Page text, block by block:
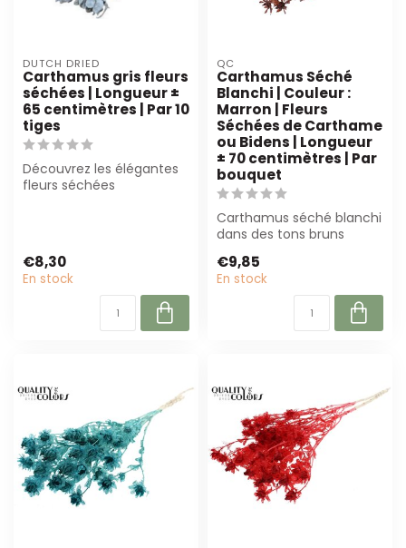
DUTCH DRIED
Carthamus gris fleurs
séchées | Longueur ±
65 centimètres | Par 10
tiges
Découvrez les élégantes
fleurs séchées
€8,30
En stock
QC
Carthamus Séché
Blanchi | Couleur :
Marron | Fleurs
Séchées de Carthame
ou Bidens | Longueur
± 70 centimètres | Par
bouquet
Carthamus séché blanchi
dans des tons bruns
Parfait pou...
€9,85
En stock